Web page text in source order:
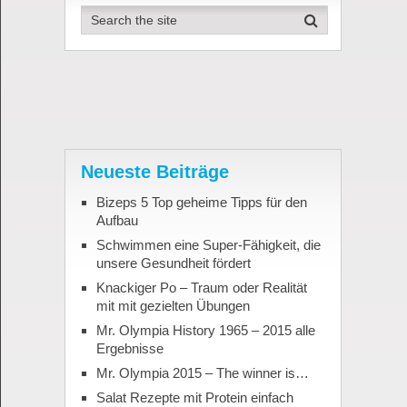
Neueste Beiträge
Bizeps 5 Top geheime Tipps für den
Aufbau
Schwimmen eine Super-Fähigkeit, die
unsere Gesundheit fördert
Knackiger Po – Traum oder Realität
mit mit gezielten Übungen
Mr. Olympia History 1965 – 2015 alle
Ergebnisse
Mr. Olympia 2015 – The winner is…
Salat Rezepte mit Protein einfach